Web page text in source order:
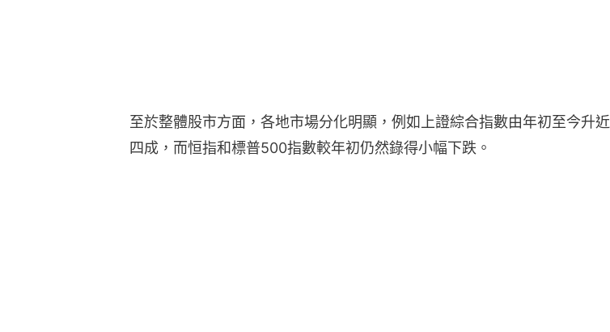
至於整體股市方面，各地市場分化明顯，例如上證綜合指數由年初至今升近
四成，而恒指和標普500指數較年初仍然錄得小幅下跌。